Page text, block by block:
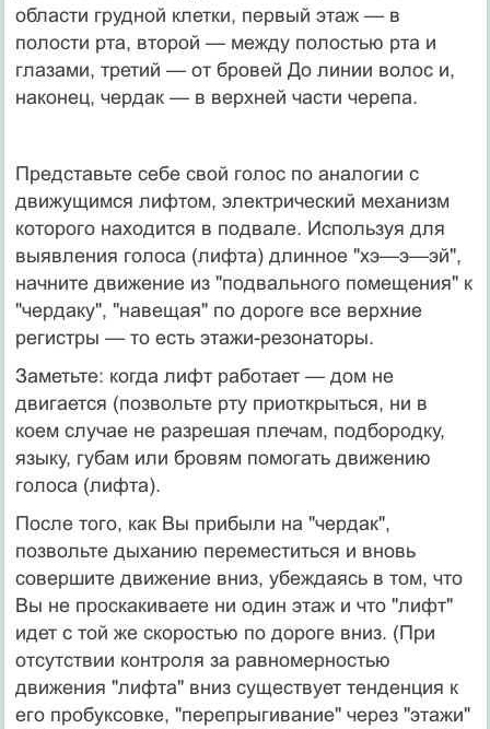
области грудной клетки, первый этаж — в
полости рта, второй — между полостью рта и
глазами, третий — от бровей До линии волос и,
наконец, чердак — в верхней части черепа.
Представьте себе свой голос по аналогии с
движущимся лифтом, электрический механизм
которого находится в подвале. Используя для
выявления голоса (лифта) длинное "хэ—э—эй",
начните движение из "подвального помещения" к
"чердаку", "навещая" по дороге все верхние
регистры — то есть этажи-резонаторы.
Заметьте: когда лифт работает — дом не
двигается (позвольте рту приоткрыться, ни в
коем случае не разрешая плечам, подбородку,
языку, губам или бровям помогать движению
голоса (лифта).
После того, как Вы прибыли на "чердак",
позвольте дыханию переместиться и вновь
совершите движение вниз, убеждаясь в том, что
Вы не проскакиваете ни один этаж и что "лифт"
идет с той же скоростью по дороге вниз. (При
отсутствии контроля за равномерностью
движения "лифта" вниз существует тенденция к
его пробуксовке, "перепрыгивание" через "этажи"